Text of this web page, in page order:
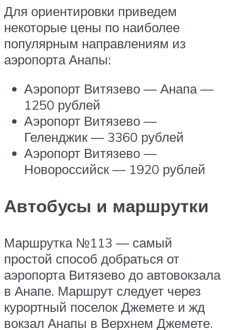
Для ориентировки приведем
некоторые цены по наиболее
популярным направлениям из
аэропорта Анапы:
Аэропорт Витязево — Анапа —
1250 рублей
Аэропорт Витязево —
Геленджик — 3360 рублей
Аэропорт Витязево —
Новороссийск — 1920 рублей
Автобусы и маршрутки
Маршрутка №113 — самый
простой способ добраться от
аэропорта Витязево до автовокзала
в Анапе. Маршрут следует через
курортный поселок Джемете и жд
вокзал Анапы в Верхнем Джемете.